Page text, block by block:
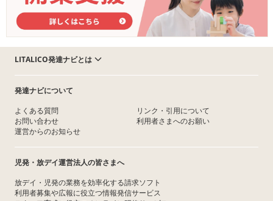
LITALICO発達ナビとは
発達ナビについて
よくある質問
お問い合わせ
運営からのお知らせ
リンク・引用について
利用者さまへのお願い
児発・放デイ運営法人の皆さまへ
放デイ・児発の業務を効率化する請求ソフト
利用者募集や広報に役立つ情報発信サービス